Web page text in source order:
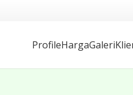
ProfileHargaGaleri